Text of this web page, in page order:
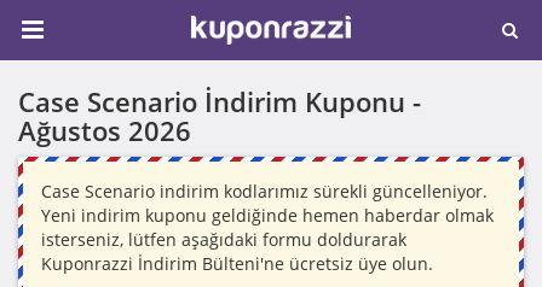
Case Scenario İndirim Kuponu -
Ağustos 2026
Case Scenario indirim kodlarımız sürekli güncelleniyor.
Yeni indirim kuponu geldiğinde hemen haberdar olmak
isterseniz, lütfen aşağıdaki formu doldurarak
Kuponrazzi İndirim Bülteni'ne ücretsiz üye olun.